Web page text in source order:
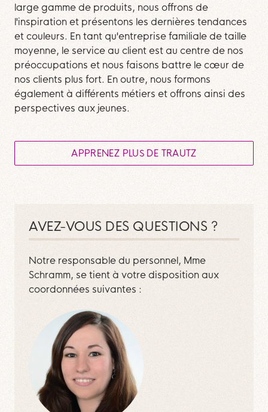
large gamme de produits, nous offrons de
l'inspiration et présentons les dernières tendances
et couleurs. En tant qu'entreprise familiale de taille
moyenne, le service au client est au centre de nos
préoccupations et nous faisons battre le cœur de
nos clients plus fort. En outre, nous formons
également à différents métiers et offrons ainsi des
perspectives aux jeunes.
APPRENEZ PLUS DE TRAUTZ
AVEZ-VOUS DES QUESTIONS ?
Notre responsable du personnel, Mme
Schramm, se tient à votre disposition aux
coordonnées suivantes :